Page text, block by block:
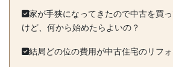
家が手狭になってきたので中古を買
けど、何から始めたらよいの？
結局どの位の費用が中古住宅のリフ